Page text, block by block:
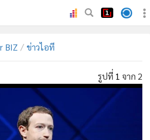
BIZ ข่าวไอที
รูปที่ 1 จาก 2